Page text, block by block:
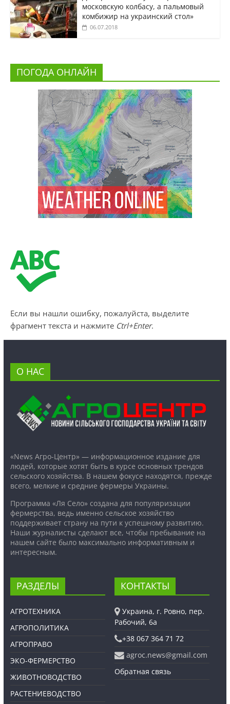
московскую колбасу, а пальмовый
комбижир на украинский стол»
06.07.2018
ПОГОДА ОНЛАЙН
Если вы нашли ошибку, пожалуйста, выделите
фрагмент текста и нажмите Ctrl+Enter.
О НАС
«News Агро-Центр» — информационное издание для
людей, которые хотят быть в курсе основных трендов
сельского хозяйства. В нашем фокусе находятся, прежде
всего, мелкие и средние фермеры Украины.
Программа «Ля Село» создана для популяризации
фермерства, ведь именно сельское хозяйство
поддерживает страну на пути к успешному развитию.
Наши журналисты сделают все, чтобы пребывание на
нашем сайте было максимально информативным и
интересным.
РАЗДЕЛЫ
АГРОТЕХНИКА
АГРОПОЛИТИКА
АГРОПРАВО
ЭКО-ФЕРМЕРСТВО
ЖИВОТНОВОДСТВО
РАСТЕНИЕВОДСТВО
КОНТАКТЫ
Украина, г. Ровно, пер.
Рабочий, 6а
+38 067 364 71 72
agroc.news@gmail.com
Обратная связь